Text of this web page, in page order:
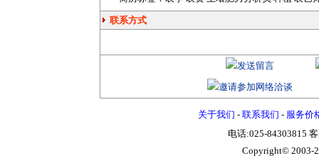
联系方式
关于我们 - 联系我们 - 服务价
电话:025-84303815
Copyright© 2003-